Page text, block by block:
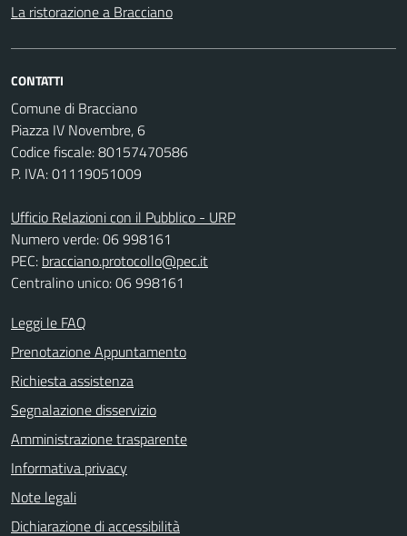
La ristorazione a Bracciano
CONTATTI
Comune di Bracciano
Piazza IV Novembre, 6
Codice fiscale: 80157470586
P. IVA: 01119051009
Ufficio Relazioni con il Pubblico - URP
Numero verde: 06 998161
PEC: bracciano.protocollo@pec.it
Centralino unico: 06 998161
Leggi le FAQ
Prenotazione Appuntamento
Richiesta assistenza
Segnalazione disservizio
Amministrazione trasparente
Informativa privacy
Note legali
Dichiarazione di accessibilità